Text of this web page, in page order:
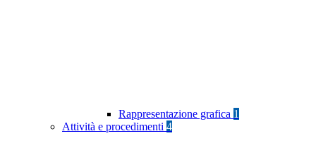
Rappresentazione grafica 1
Attività e procedimenti 4